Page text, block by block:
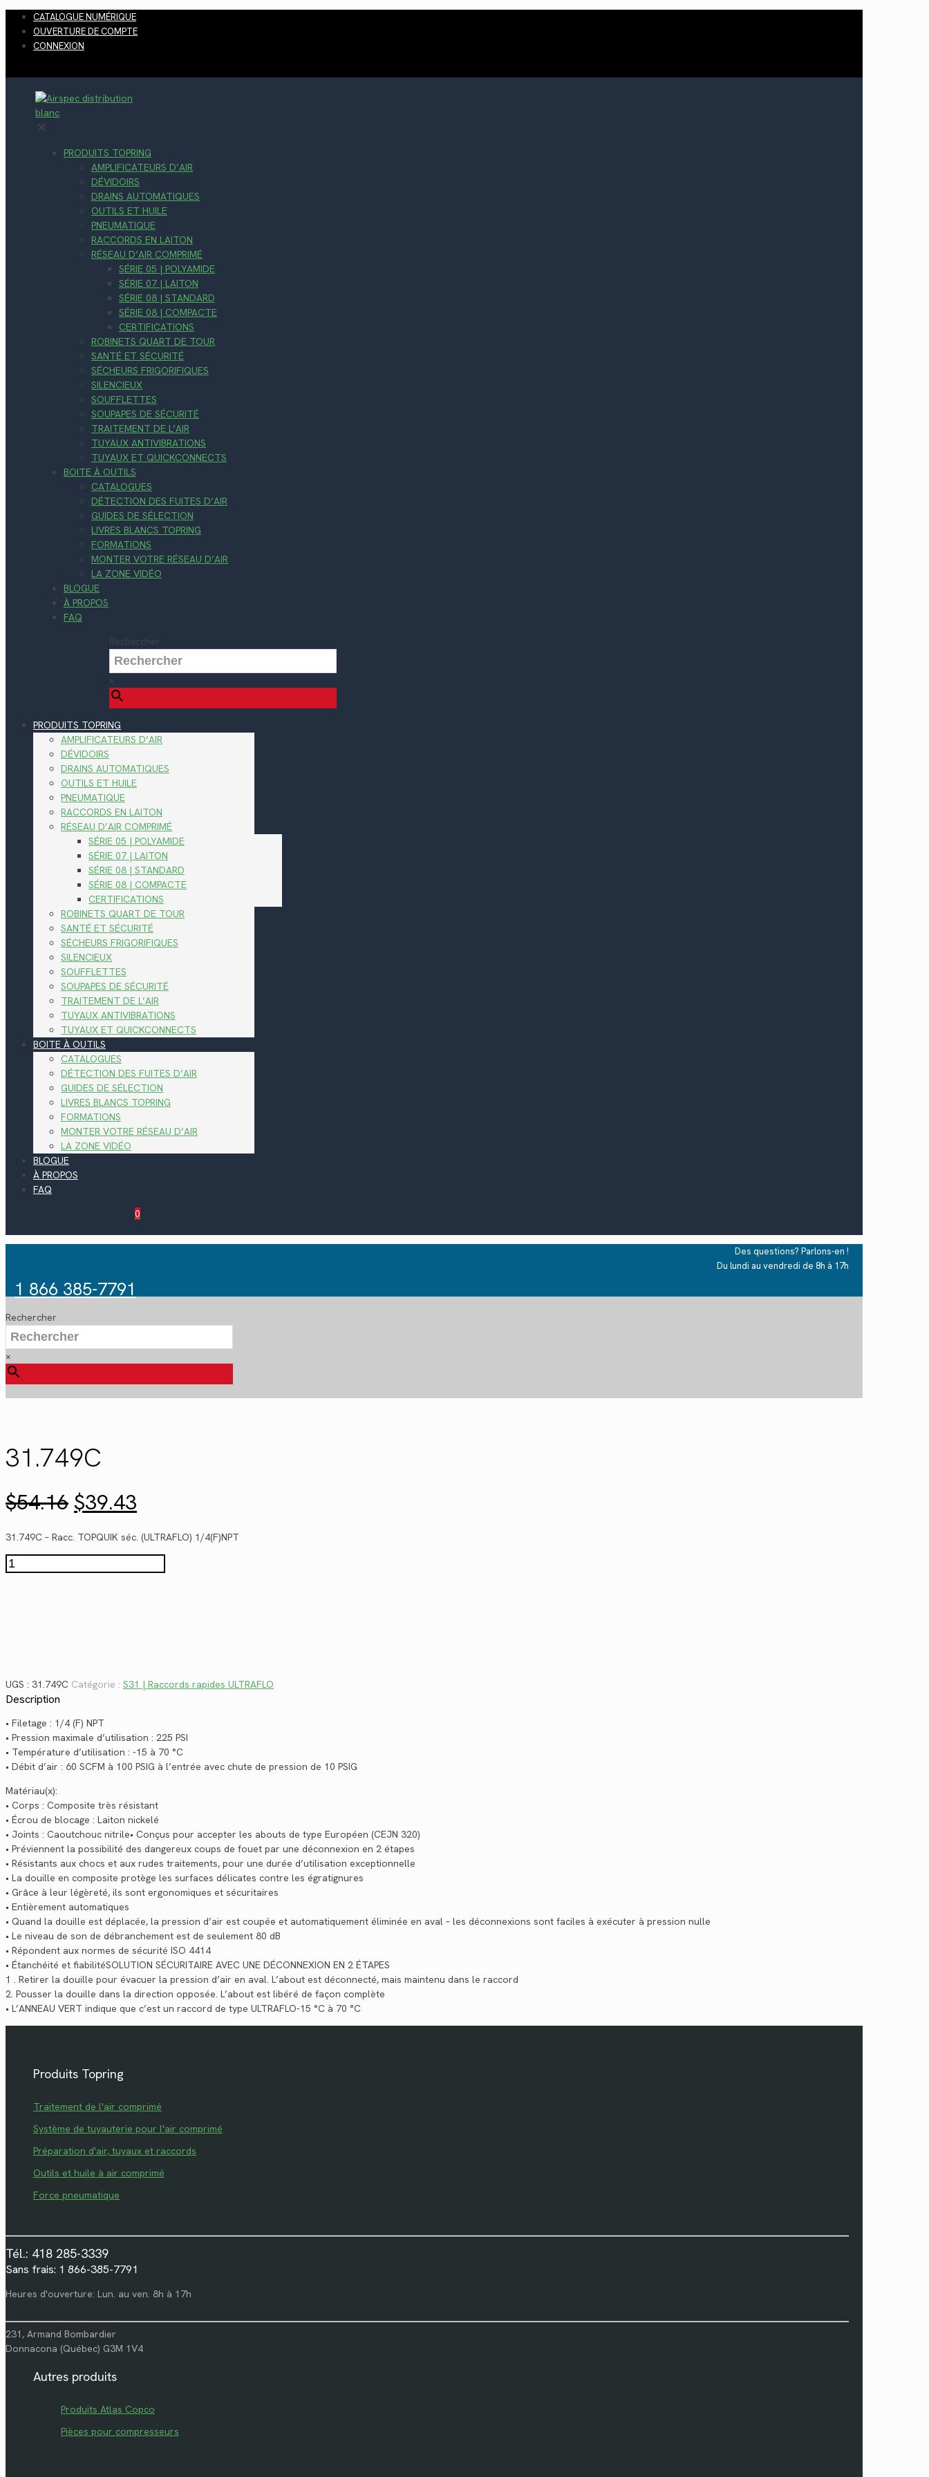
CATALOGUE NUMÉRIQUE
OUVERTURE DE COMPTE
CONNEXION
✕
PRODUITS TOPRING
AMPLIFICATEURS D’AIR
DÉVIDOIRS
DRAINS AUTOMATIQUES
OUTILS ET HUILE
PNEUMATIQUE
RACCORDS EN LAITON
RÉSEAU D’AIR COMPRIMÉ
SÉRIE 05 | POLYAMIDE
SÉRIE 07 | LAITON
SÉRIE 08 | STANDARD
SÉRIE 08 | COMPACTE
CERTIFICATIONS
ROBINETS QUART DE TOUR
SANTÉ ET SÉCURITÉ
SÉCHEURS FRIGORIFIQUES
SILENCIEUX
SOUFFLETTES
SOUPAPES DE SÉCURITÉ
TRAITEMENT DE L’AIR
TUYAUX ANTIVIBRATIONS
TUYAUX ET QUICKCONNECTS
BOITE À OUTILS
CATALOGUES
DÉTECTION DES FUITES D’AIR
GUIDES DE SÉLECTION
LIVRES BLANCS TOPRING
FORMATIONS
MONTER VOTRE RÉSEAU D’AIR
LA ZONE VIDÉO
BLOGUE
À PROPOS
FAQ
Rechercher
×
PRODUITS TOPRING
AMPLIFICATEURS D’AIR
DÉVIDOIRS
DRAINS AUTOMATIQUES
OUTILS ET HUILE
PNEUMATIQUE
RACCORDS EN LAITON
RÉSEAU D’AIR COMPRIMÉ
SÉRIE 05 | POLYAMIDE
SÉRIE 07 | LAITON
SÉRIE 08 | STANDARD
SÉRIE 08 | COMPACTE
CERTIFICATIONS
ROBINETS QUART DE TOUR
SANTÉ ET SÉCURITÉ
SÉCHEURS FRIGORIFIQUES
SILENCIEUX
SOUFFLETTES
SOUPAPES DE SÉCURITÉ
TRAITEMENT DE L’AIR
TUYAUX ANTIVIBRATIONS
TUYAUX ET QUICKCONNECTS
BOITE À OUTILS
CATALOGUES
DÉTECTION DES FUITES D’AIR
GUIDES DE SÉLECTION
LIVRES BLANCS TOPRING
FORMATIONS
MONTER VOTRE RÉSEAU D’AIR
LA ZONE VIDÉO
BLOGUE
À PROPOS
FAQ
0
Des questions? Parlons-en !
Du lundi au vendredi de 8h à 17h
1 866 385-7791
Rechercher
×
31.749C
$54.16 Le
prix
initial
était :
$54.16.
$39.43
prix
actuel
est :
$39.43.
31.749C – Racc. TOPQUIK séc. (ULTRAFLO) 1/4(F)NPT
quantité
de
UGS : 31.749C Catégorie : S31 | Raccords rapides ULTRAFLO
Description
• Filetage : 1/4 (F) NPT
• Pression maximale d’utilisation : 225 PSI
• Température d’utilisation : -15 à 70 °C
• Débit d’air : 60 SCFM à 100 PSIG à l’entrée avec chute de pression de 10 PSIG
Matériau(x):
• Corps : Composite très résistant
• Écrou de blocage : Laiton nickelé
• Joints : Caoutchouc nitrile• Conçus pour accepter les abouts de type Européen (CEJN 320)
• Préviennent la possibilité des dangereux coups de fouet par une déconnexion en 2 étapes
• Résistants aux chocs et aux rudes traitements, pour une durée d’utilisation exceptionnelle
• La douille en composite protège les surfaces délicates contre les égratignures
• Grâce à leur légèreté, ils sont ergonomiques et sécuritaires
• Entièrement automatiques
• Quand la douille est déplacée, la pression d’air est coupée et automatiquement éliminée en aval – les déconnexions sont faciles à exécuter à pression nulle
• Le niveau de son de débranchement est de seulement 80 dB
• Répondent aux normes de sécurité ISO 4414
• Étanchéité et fiabilitéSOLUTION SÉCURITAIRE AVEC UNE DÉCONNEXION EN 2 ÉTAPES
1 . Retirer la douille pour évacuer la pression d’air en aval. L’about est déconnecté, mais maintenu dans le raccord
2. Pousser la douille dans la direction opposée. L’about est libéré de façon complète
• L’ANNEAU VERT indique que c’est un raccord de type ULTRAFLO-15 °C à 70 °C
Produits Topring
Traitement de l'air comprimé
Système de tuyauterie pour l'air comprimé
Préparation d'air, tuyaux et raccords
Outils et huile à air comprimé
Force pneumatique
Tél.: 418 285-3339
Sans frais: 1 866-385-7791
Heures d'ouverture: Lun. au ven. 8h à 17h
231, Armand Bombardier
Donnacona (Québec) G3M 1V4
Autres produits
Produits Atlas Copco
Pièces pour compresseurs